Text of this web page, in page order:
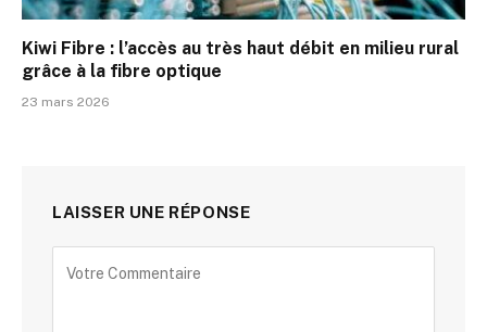
Kiwi Fibre : l’accès au très haut débit en milieu rural
grâce à la fibre optique
23 mars 2026
LAISSER UNE RÉPONSE